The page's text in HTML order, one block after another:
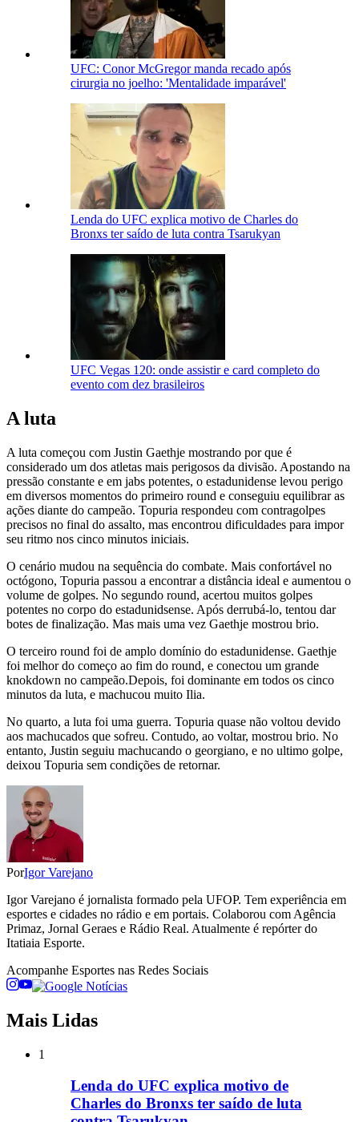
UFC: Conor McGregor manda recado após
cirurgia no joelho: 'Mentalidade imparável'
Lenda do UFC explica motivo de Charles do
Bronxs ter saído de luta contra Tsarukyan
UFC Vegas 120: onde assistir e card completo do
evento com dez brasileiros
A luta
A luta começou com Justin Gaethje mostrando por que é
considerado um dos atletas mais perigosos da divisão. Apostando na
pressão constante e em jabs potentes, o estadunidense levou perigo
em diversos momentos do primeiro round e conseguiu equilibrar as
ações diante do campeão. Topuria respondeu com contragolpes
precisos no final do assalto, mas encontrou dificuldades para impor
seu ritmo nos cinco minutos iniciais.
O cenário mudou na sequência do combate. Mais confortável no
octógono, Topuria passou a encontrar a distância ideal e aumentou o
volume de golpes. No segundo round, acertou muitos golpes
potentes no corpo do estadunidsense. Após derrubá-lo, tentou dar
botes de finalização. Mas mais uma vez Gaethje mostrou brio.
O terceiro round foi de amplo domínio do estadunidense. Gaethje
foi melhor do começo ao fim do round, e conectou um grande
knokdown no campeão.Depois, foi dominante em todos os cinco
minutos da luta, e machucou muito Ilia.
No quarto, a luta foi uma guerra. Topuria quase não voltou devido
aos machucados que sofreu. Contudo, ao voltar, mostrou brio. No
entanto, Justin seguiu machucando o georgiano, e no ultimo golpe,
deixou Topuria sem condições de retornar.
PorIgor Varejano
Igor Varejano é jornalista formado pela UFOP. Tem experiência em
esportes e cidades no rádio e em portais. Colaborou com Agência
Primaz, Jornal Geraes e Rádio Real. Atualmente é repórter do
Itatiaia Esporte.
Acompanhe Esportes nas Redes Sociais
Mais Lidas
1
Lenda do UFC explica motivo de
Charles do Bronxs ter saído de luta